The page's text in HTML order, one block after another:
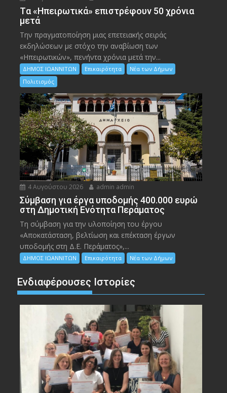
Tα «Ηπειρωτικά» επιστρέφουν 50 χρόνια
μετά
Την πραγματοποίηση μιας επετειακής σειράς
εκδηλώσεων με στόχο την αναβίωση των
«Ηπειρωτικών», πενήντα χρόνια μετά την...
ΔΗΜΟΣ ΙΩΑΝΝΙΤΩΝ Επικαιρότητα
Νέα των Δήμων
Πολιτισμός
4 Αυγούστου 2026 admin admin
Σύμβαση για έργα υποδομής 400.000 ευρώ
στη Δημοτική Ενότητα Περάματος
Τη σύμβαση για την υλοποίηση του έργου
«Αποκατάσταση, βελτίωση και επέκταση έργων
υποδομής στη Δ.Ε. Περάματος»,...
ΔΗΜΟΣ ΙΩΑΝΝΙΤΩΝ Επικαιρότητα Νέα των Δήμων
Ενδιαφέρουσες Ιστορίες